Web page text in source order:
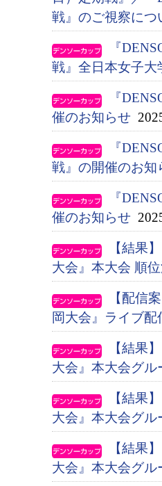
戦』のご視察につ
『
戦』全日本女子大
『
催のお知らせ
『
戦』の開催のお知
『
催のお知らせ
【結果
大会』本大会 順
【配信
岡大会』ライブ配
【結果
大会』本大会グル
【結果
大会』本大会グル
【結果
大会』本大会グル